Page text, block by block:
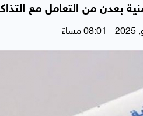
بعدن من التعامل مع